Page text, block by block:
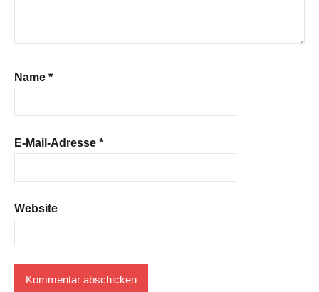
Name *
E-Mail-Adresse *
Website